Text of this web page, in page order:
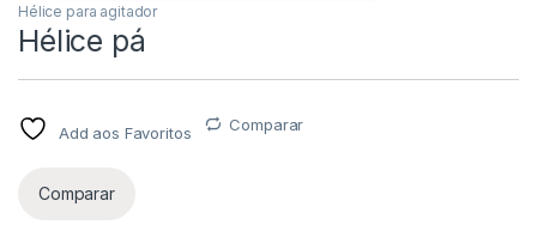
Hélice para agitador
Hélice pá
Add aos Favoritos Comparar
Comparar